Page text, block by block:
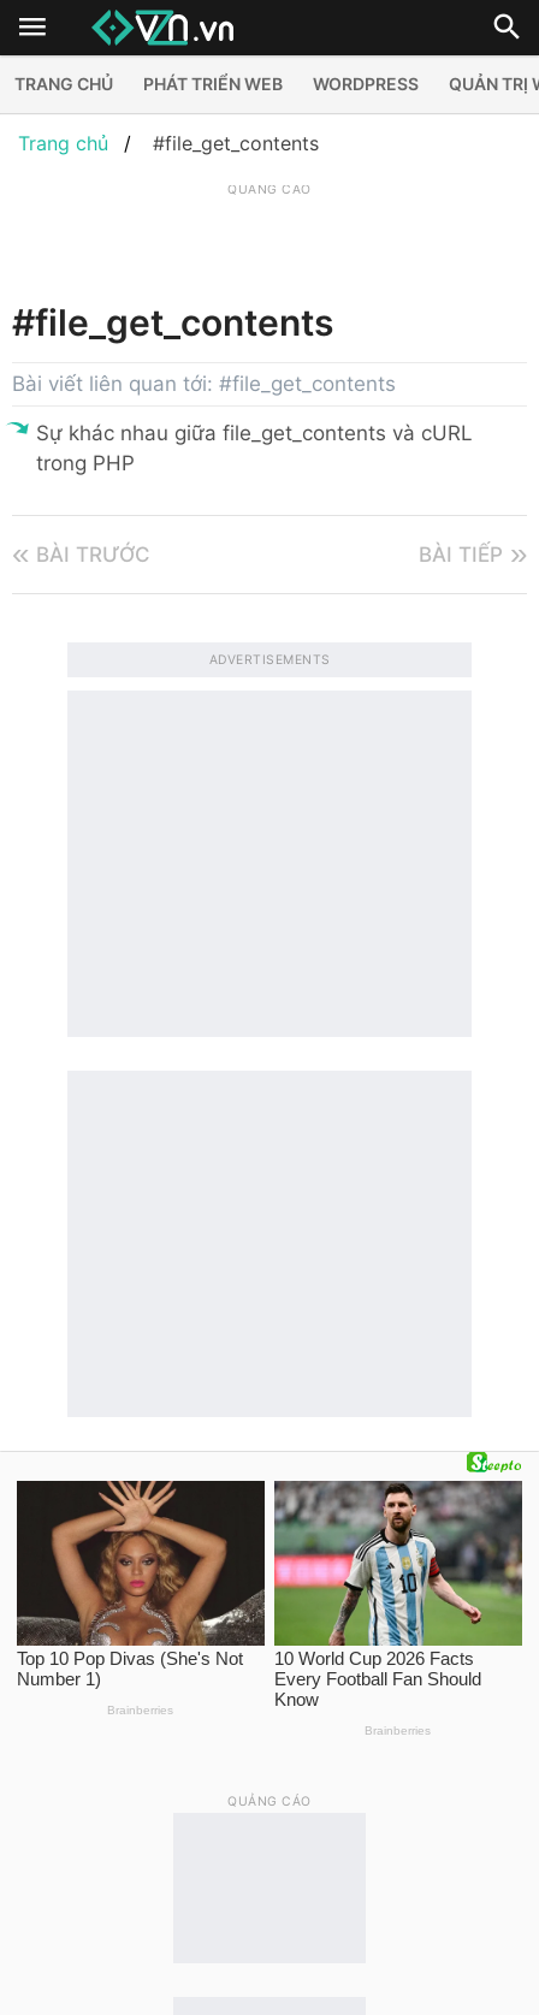
TRANG CHỦ PHÁT TRIỂN WEB WORDPRESS QUẢN TRỊ
Trang chủ #file_get_contents
QUẢNG CÁO
#file_get_contents
Bài viết liên quan tới: #file_get_contents
Sự khác nhau giữa file_get_contents và cURL
trong PHP
BÀI TRƯỚC BÀI TIẾP
ADVERTISEMENTS
QUẢNG CÁO